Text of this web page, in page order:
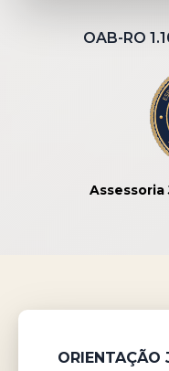
OAB-RO
Assessoria
ORIENTAÇÃO